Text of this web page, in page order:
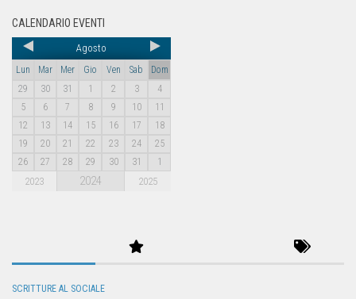
CALENDARIO EVENTI
Agosto
Lun Mar Mer Gio Ven Sab
Dom
29
30 31 1 2 3
4
5
6 7 8 9 10
11
12
13 14 15 16 17
18
19
20 21 22 23 24
25
26
27 28 29 30 31 1
2023 2024 2025
SCRITTURE AL SOCIALE